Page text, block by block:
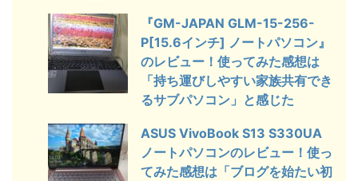
『GM-JAPAN GLM-15-256-
P[15.6インチ] ノートパソコン』
のレビュー！使ってみた感想は
「持ち運びしやすい家族共有でき
るサブパソコン」と感じた
ASUS VivoBook S13 S330UA
ノートパソコンのレビュー！使っ
てみた感想は「ブログを始たい初